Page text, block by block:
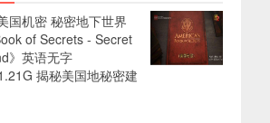
国机密 秘密地下世界
of Secrets - Secret
》英语无字
揭秘美国地秘密建